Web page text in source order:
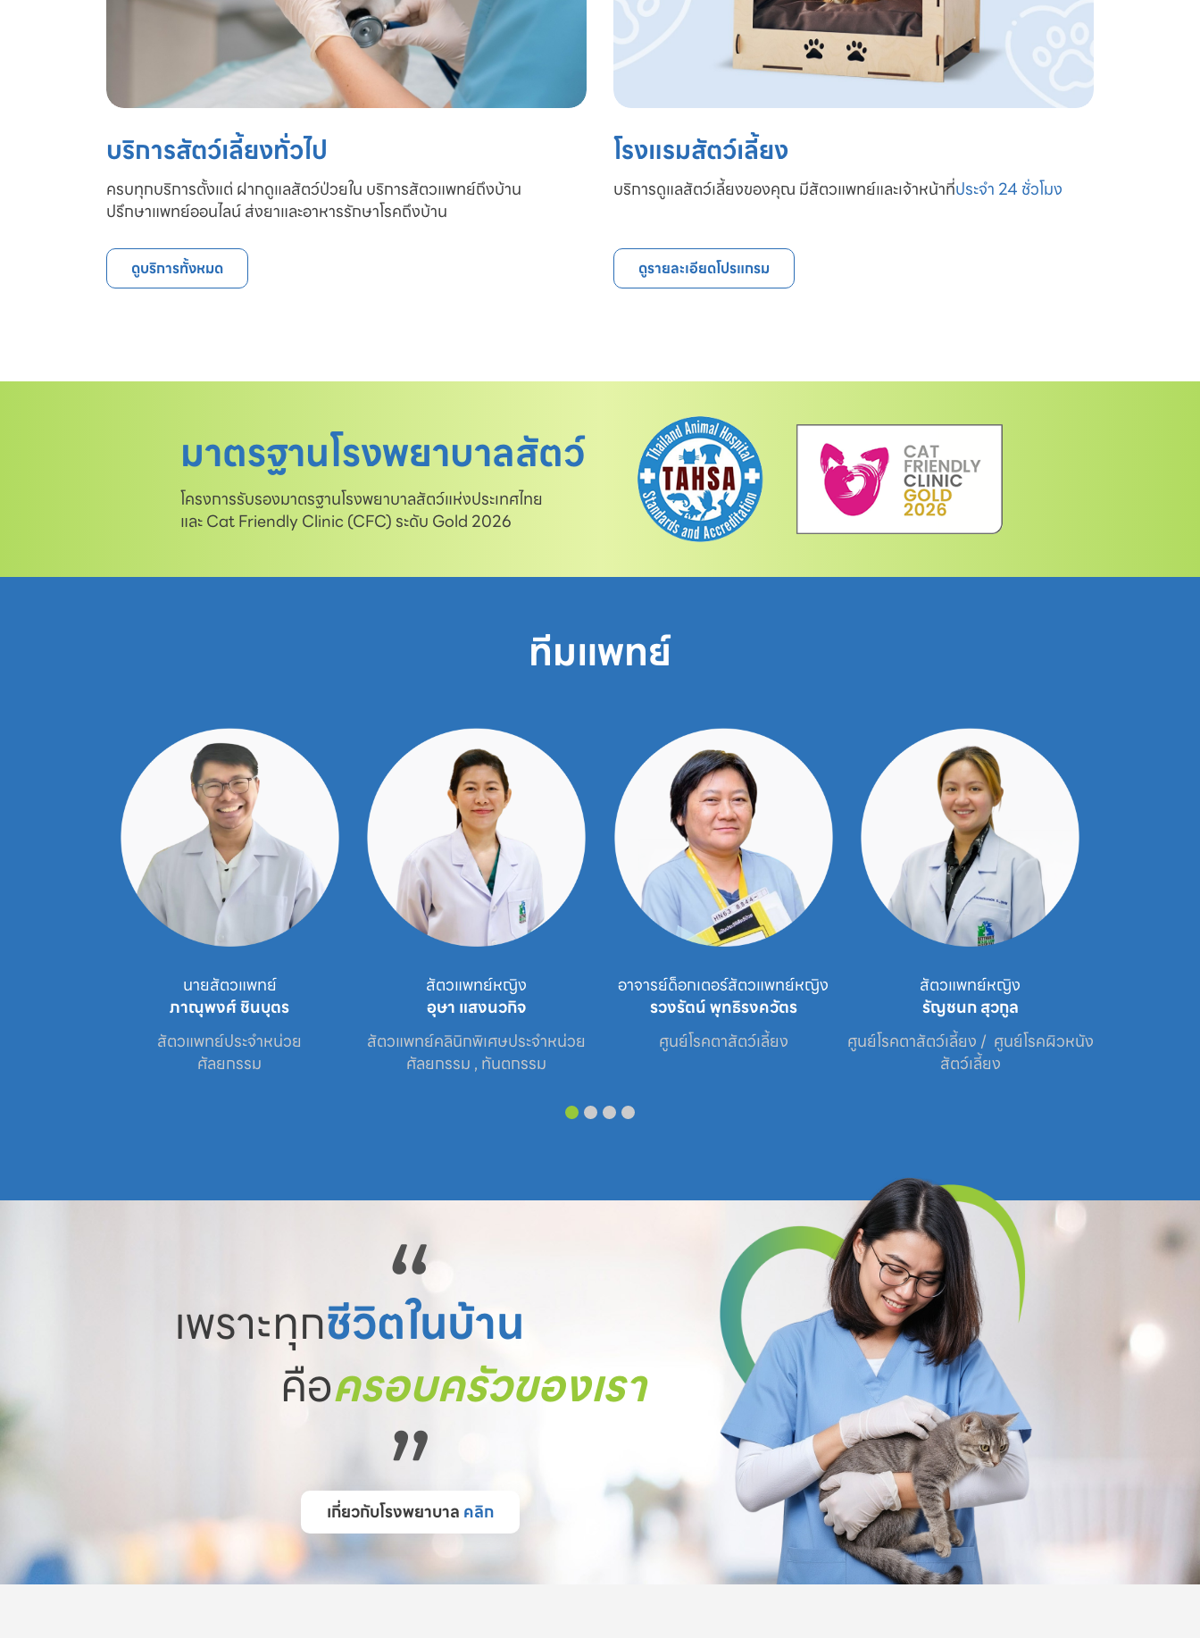
บริการสัตว์เลี้ยงทั่วไป
ครบทุกบริการตั้งแต่ ฝากดูแลสัตว์ป่วยใน บริการสัตวแพทย์ถึงบ้าน
ปรึกษาแพทย์ออนไลน์ ส่งยาและอาหารรักษาโรคถึงบ้าน
ดูบริการทั้งหมด
โรงแรมสัตว์เลี้ยง
บริการดูแลสัตว์เลี้ยงของคุณ มีสัตวแพทย์และเจ้าหน้าที่ประจำ 24 ชั่วโมง
ดูรายละเอียดโปรแกรม
มาตรฐานโรงพยาบาลสัตว์
โครงการรับรองมาตรฐานโรงพยาบาลสัตว์แห่งประเทศไทย
และ Cat Friendly Clinic (CFC) ระดับ Gold 2026
ทีมแพทย์
นายสัตวแพทย์
ภาณุพงศ์ ชินบุตร
สัตวแพทย์ประจำหน่วย
ศัลยกรรม
สัตวแพทย์หญิง
อุษา แสงนวกิจ
สัตวแพทย์คลินิกพิเศษประจำหน่วย
ศัลยกรรม , ทันตกรรม
อาจารย์ด็อกเตอร์สัตวแพทย์หญิง
รวงรัตน์ พุทธิรงควัตร
ศูนย์โรคตาสัตว์เลี้ยง
สัตวแพทย์หญิง
รัญชนก สุวกูล
ศูนย์โรคตาสัตว์เลี้ยง /  ศูนย์โรคผิวหนัง
สัตว์เลี้ยง
“
เพราะทุกชีวิตในบ้าน
คือครอบครัวของเรา
”
เกี่ยวกับโรงพยาบาล คลิก